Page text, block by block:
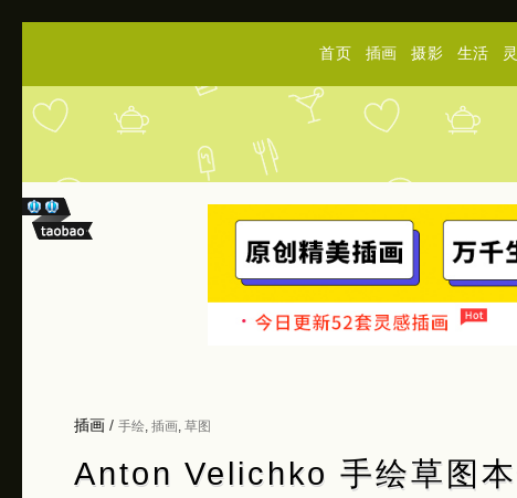
首页 插画 摄影 生活
插画 / 手绘 插画 草图
Anton Velichko 手绘草图